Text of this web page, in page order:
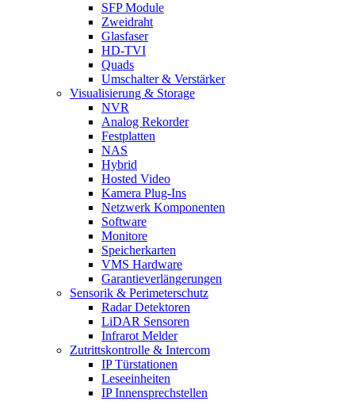
SFP Module
Zweidraht
Glasfaser
HD-TVI
Quads
Umschalter & Verstärker
Visualisierung & Storage
NVR
Analog Rekorder
Festplatten
NAS
Hybrid
Hosted Video
Kamera Plug-Ins
Netzwerk Komponenten
Software
Monitore
Speicherkarten
VMS Hardware
Garantieverlängerungen
Sensorik & Perimeterschutz
Radar Detektoren
LiDAR Sensoren
Infrarot Melder
Zutrittskontrolle & Intercom
IP Türstationen
Leseeinheiten
IP Innensprechstellen